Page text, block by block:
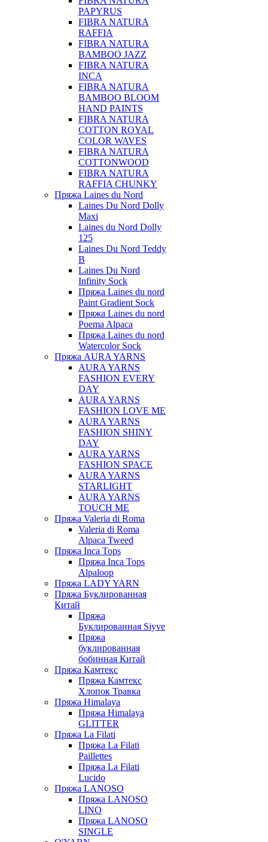
PAPYRUS
FIBRA NATURA
RAFFIA
FIBRA NATURA
BAMBOO JAZZ
FIBRA NATURA
INCA
FIBRA NATURA
BAMBOO BLOOM
HAND PAINTS
FIBRA NATURA
COTTON ROYAL
COLOR WAVES
FIBRA NATURA
COTTONWOOD
FIBRA NATURA
RAFFIA CHUNKY
Пряжа Laines du Nord
Laines Du Nord Dolly
Maxi
Laines du Nord Dolly
125
Laines Du Nord Teddy
B
Laines Du Nord
Infinity Sock
Пряжа Laines du nord
Paint Gradient Sock
Пряжа Laines du nord
Poema Alpaca
Пряжа Laines du nord
Watercolor Sock
Пряжа AURA YARNS
AURA YARNS
FASHION EVERY
DAY
AURA YARNS
FASHION LOVE ME
AURA YARNS
FASHION SHINY
DAY
AURA YARNS
FASHION SPACE
AURA YARNS
STARLIGHT
AURA YARNS
TOUCH ME
Пряжа Valeria di Roma
Valeria di Roma
Alpaca Tweed
Пряжа Inca Tops
Пряжа Inca Tops
Alpaloop
Пряжа LADY YARN
Пряжа Буклированная
Китай
Пряжа
Буклированная Siyve
Пряжа
буклированная
бобинная Китай
Пряжа Камтекс
Пряжа Камтекс
Хлопок Травка
Пряжа Himalaya
Пряжа Himalaya
GLITTER
Пряжа La Filati
Пряжа La Filati
Paillettes
Пряжа La Filati
Lucido
Пряжа LANOSO
Пряжа LANOSO
LINO
Пряжа LANOSO
SINGLE